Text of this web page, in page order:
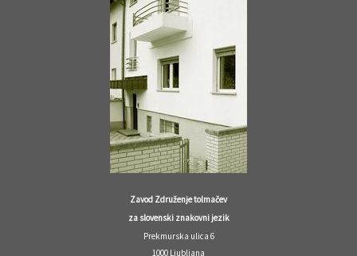
Zavod Združenje tolmačev
za slovenski znakovni jezik
Prekmurska ulica 6
1000 Ljubljana